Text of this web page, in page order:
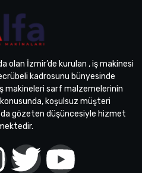
olan İzmir’de kurulan , iş makinesi
kadrosunu bünyesinde
makineleri sarf malzemelerinin
koşulsuz müşteri
gözeten düşüncesiyle hizmet